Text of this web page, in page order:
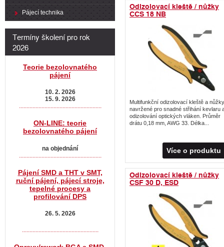
Odizolovací kleště / nůžky
CCS 18 NB
Multifunkční odizolovací kleště a nůžky
navržené pro snadné střihání kevlaru
odizolování optických vláken. Průměr
drátu 0,18 mm, AWG 33. Délka...
Více o produktu
Odizolovací kleště / nůžky
CSF 30 D, ESD
Pájecí technika
Termíny školení pro rok
2026
Teorie bezolovnatého
pájení
10. 2. 2026
15. 9. 2026
.......................................................
ON-LINE: teorie
bezolovnatého pájení
na objednání
Pájení SMD a THT v SMT,
ruční pájení, pájecí stroje,
tepelné procesy a
profilování DPS
26. 5. 2026
...................................................